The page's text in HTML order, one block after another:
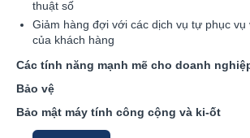
thuật số
Giảm hàng đợi với các dịch vụ tự phục vụ
của khách hàng
Các tính năng mạnh mẽ cho doanh
Bảo vệ
Bảo mật máy tính công cộng và ki-ốt